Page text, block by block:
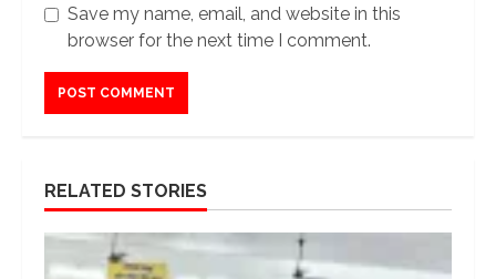
Save my name, email, and website in this
browser for the next time I comment.
RELATED STORIES